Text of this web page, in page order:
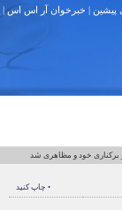
پیشین | خبرخوان آر اس اس|
برکناری خود و مظاهری شد
• چاپ کنید